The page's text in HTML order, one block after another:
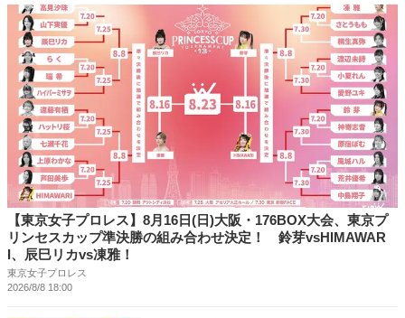
【東京女子プロレス】8月16日(日)大阪・176BOX大会、東京プ
リンセスカップ準決勝の組み合わせ決定！ 鈴芽vsHIMAWAR
I、辰巳リカvs凍雅！
東京女子プロレス
2026/8/8 18:00